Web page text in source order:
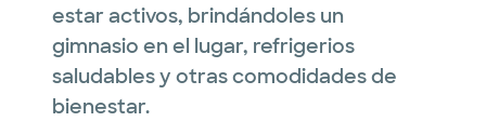
estar activos, brindándoles un
gimnasio en el lugar, refrigerios
saludables y otras comodidades de
bienestar.